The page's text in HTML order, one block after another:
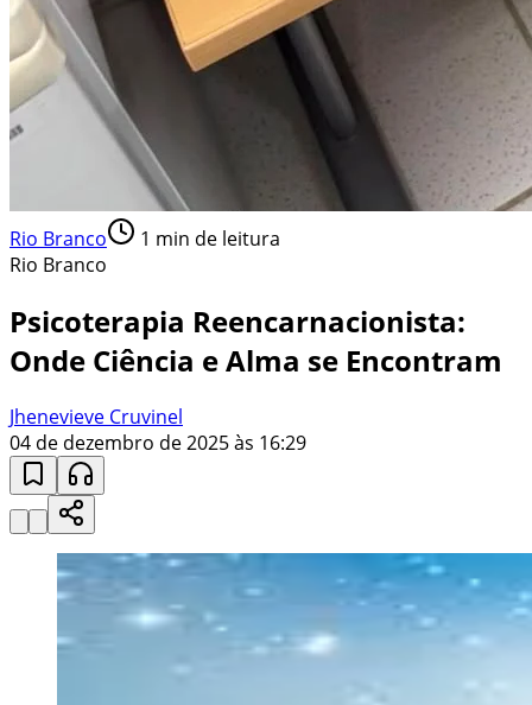
Rio Branco 1 min de leitura
Rio Branco
Psicoterapia Reencarnacionista:
Onde Ciência e Alma se Encontram
Jhenevieve Cruvinel
04 de dezembro de 2025 às 16:29